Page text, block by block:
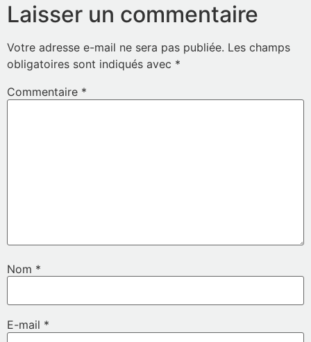
Laisser un commentaire
Votre adresse e-mail ne sera pas publiée. Les champs
obligatoires sont indiqués avec *
Commentaire *
Nom *
E-mail *